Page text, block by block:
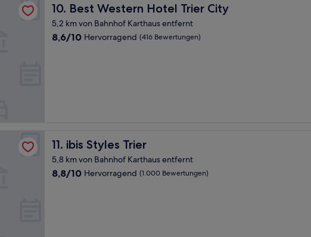
10. Best Western Hotel Trier City
Best Western Hotel Trier City
5,2 km von Bahnhof Karthaus entfernt
8.6
8,6/10 Hervorragend (416 Bewertungen)
11. ibis Styles Trier
ibis Styles Trier
5,8 km von Bahnhof Karthaus entfernt
8.8
8,8/10 Hervorragend (1.000 Bewertungen)